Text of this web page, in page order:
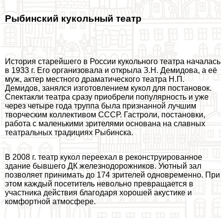
Рыбинский кукольный театр
История старейшего в России кукольного театра началась
в 1933 г. Его организовала и открыла З.Н. Демидова, а её
муж, актер местного драматического театра Н.П.
Демидов, занялся изготовлением кукол для постановок.
Спектакли театра сразу приобрели популярность и уже
через четыре года труппа была признанной лучшим
творческим коллективом СССР. Гастроли, постановки,
работа с маленькими зрителями основана на славных
театральных традициях Рыбинска.
В 2008 г. театр кукол переехал в реконструированное
здание бывшего ДК железнодорожников. Уютный зал
позволяет принимать до 174 зрителей одновременно. При
этом каждый посетитель невольно превращается в
участника действия благодаря хорошей акустике и
комфортной атмосфере.